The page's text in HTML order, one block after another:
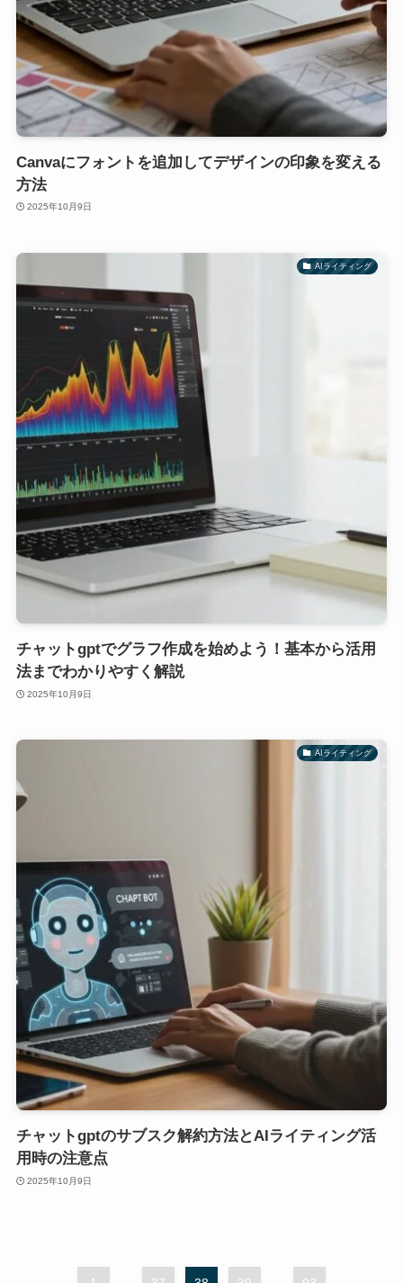
Canvaにフォントを追加してデザインの印象を変える
方法
2025年10月9日
AIライティング
チャットgptでグラフ作成を始めよう！基本から活用
法までわかりやすく解説
2025年10月9日
AIライティング
チャットgptのサブスク解約方法とAIライティング活
用時の注意点
2025年10月9日